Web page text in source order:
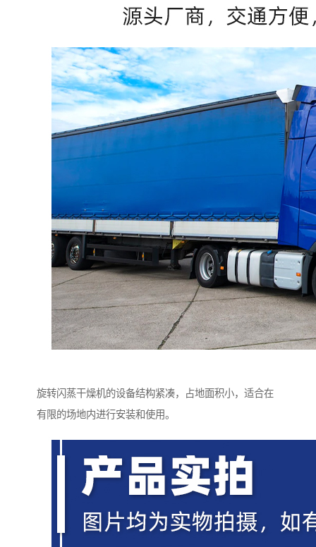
旋转闪蒸干燥机的设备结构紧凑，占地面积小，适合在
有限的场地内进行安装和使用。